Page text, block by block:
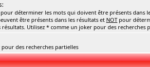
pour déterminer les mots qui doivent être présents dans
être présents dans les résultats et NOT pour
résultats. Utilisez * comme un joker pour des recherches
des recherches partielles